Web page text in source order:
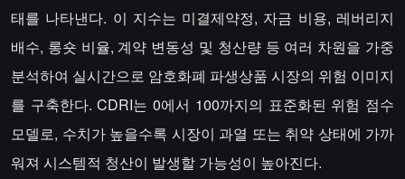
태를 나타낸다. 이 지수는 미결제약정, 자금 비용, 레버리지
배수, 롱숏 비율, 계약 변동성 및 청산량 등 여러 차원을 가중
분석하여 실시간으로 암호화폐 파생상품 시장의 위험 이미지
를 구축한다. CDRI는 0에서 100까지의 표준화된 위험 점수
모델로, 수치가 높을수록 시장이 과열 또는 취약 상태에 가까
워져 시스템적 청산이 발생할 가능성이 높아진다.